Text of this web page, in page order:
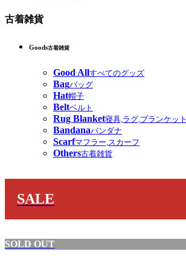
古着雑貨
Goods古着雑貨
Good Allすべてのグッズ
Bagバッグ
Hat帽子
Beltベルト
Rug Blanket寝具,ラグ,ブランケット
Bandanaバンダナ
Scarfマフラー,スカーフ
Others古着雑貨
SALE
SOLD OUT